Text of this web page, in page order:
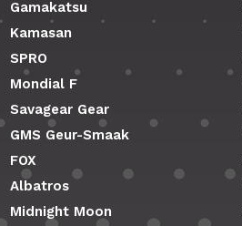
Gamakatsu
Kamasan
SPRO
Mondial F
Savagear Gear
GMS Geur-Smaak
FOX
Albatros
Midnight Moon